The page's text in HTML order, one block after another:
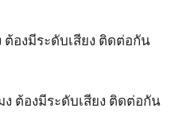
ต้องมีระดับเสียง ติดต่อกัน
ง ต้องมีระดับเสียง ติดต่อกัน